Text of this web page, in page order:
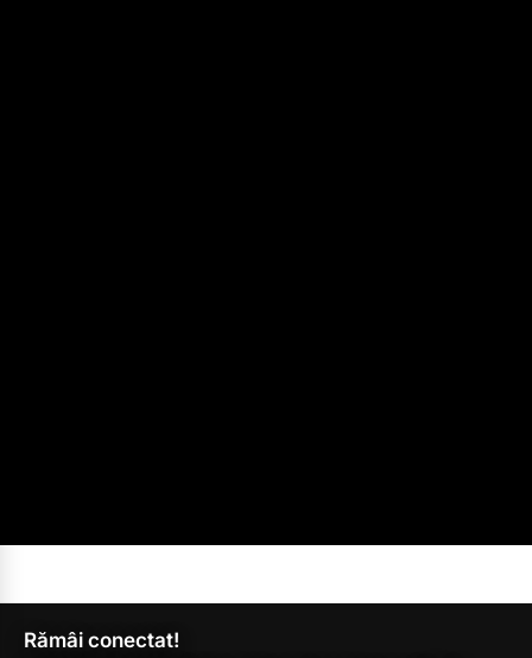
Rămâi conectat!